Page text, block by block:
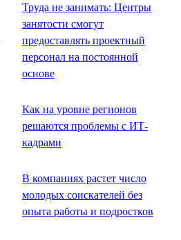
Труда не занимать: Центры
занятости смогут
предоставлять проектный
персонал на постоянной
основе
Как на уровне регионов
решаются проблемы с ИТ-
кадрами
В компаниях растет число
молодых соискателей без
опыта работы и подростков